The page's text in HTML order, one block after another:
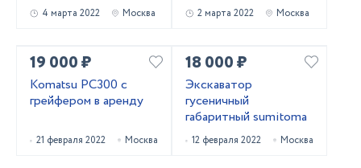
4 марта 2022 Москва 2 марта 2022 Москва
19 000 ₽
Komatsu PC300 с
грейфером в аренду
21 февраля 2022 Москва
18 000 ₽
Экскаватор
гусеничный
габаритный sumitoma
12 февраля 2022 Москва